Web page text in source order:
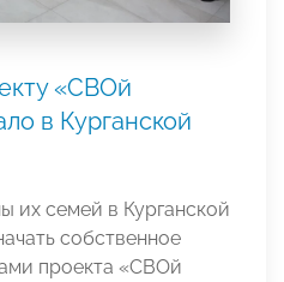
«СВОй
в Курганской
их семей в Курганской
собственное
проекта «СВОй